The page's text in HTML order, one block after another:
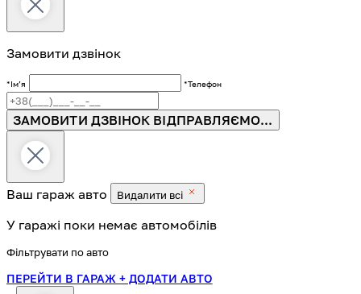
Замовити дзвінок
*Імʼя *Телефон
ЗАМОВИТИ ДЗВІНОК ВІДПРАВЛЯЄМО...
Ваш гараж авто Видалити всі
У гаражі поки немає автомобілів
Фільтрувати по авто
ПЕРЕЙТИ В ГАРАЖ + ДОДАТИ АВТО